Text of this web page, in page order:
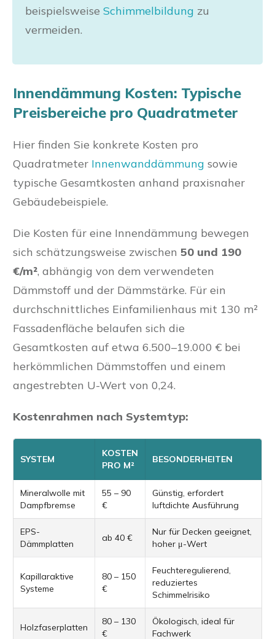
beispielsweise Schimmelbildung zu
vermeiden.
Innendämmung Kosten: Typische
Preisbereiche pro Quadratmeter
Hier finden Sie konkrete Kosten pro
Quadratmeter Innenwanddämmung sowie
typische Gesamtkosten anhand praxisnaher
Gebäudebeispiele.
Die Kosten für eine Innendämmung bewegen
sich schätzungsweise zwischen 50 und 190
€/m², abhängig von dem verwendeten
Dämmstoff und der Dämmstärke. Für ein
durchschnittliches Einfamilienhaus mit 130 m²
Fassadenfläche belaufen sich die
Gesamtkosten auf etwa 6.500–19.000 € bei
herkömmlichen Dämmstoffen und einem
angestrebten U-Wert von 0,24.
Kostenrahmen nach Systemtyp:
SYSTEM
KOSTEN
PRO M²
BESONDERHEITEN
Mineralwolle mit
Dampfbremse
55 – 90
€
Günstig, erfordert
luftdichte Ausführung
EPS-
Dämmplatten
ab 40 €
Nur für Decken geeignet,
hoher μ-Wert
Kapillaraktive
Systeme
80 – 150
€
Feuchteregulierend,
reduziertes
Schimmelrisiko
Holzfaserplatten
80 – 130
€
Ökologisch, ideal für
Fachwerk